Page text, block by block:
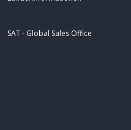
SAT - Global Sales Office